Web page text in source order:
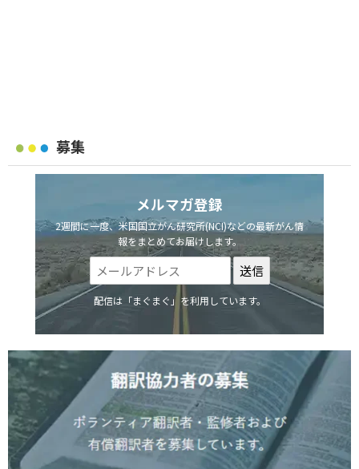
募集
メルマガ登録
2週間に一度、米国国立がん研究所(NCI)などの最新がん情
報をまとめてお届けします。
配信は「まぐまぐ」を利用しています。